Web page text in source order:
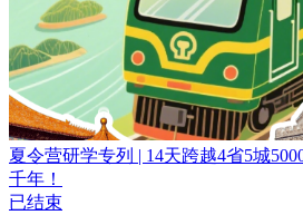
夏令营研学专列 | 14天跨越4省5城
千年！
已结束